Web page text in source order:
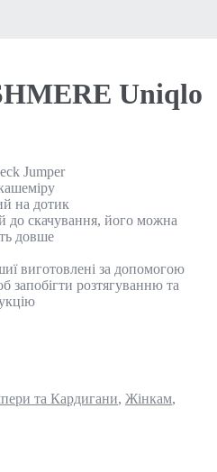
Uniqlo
Jumper
на дотик
до скачування, його можна
довше
виготовлені за допомогою
запобігти розтягуванню та
та Кардигани, Жінкам,